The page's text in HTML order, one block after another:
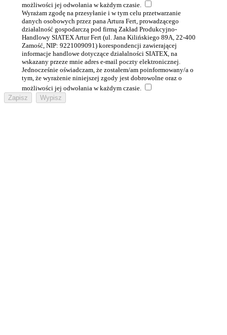
możliwości jej odwołania w każdym czasie.
Wyrażam zgodę na przesyłanie i w tym celu przetwarzanie
danych osobowych przez pana Artura Fert, prowadzącego
działalność gospodarczą pod firmą Zakład Produkcyjno-
Handlowy SIATEX Artur Fert (ul. Jana Kilińskiego 89A, 22-400
Zamość, NIP: 9221009091) korespondencji zawierającej
informacje handlowe dotyczące działalności SIATEX, na
wskazany przeze mnie adres e-mail poczty elektronicznej.
Jednocześnie oświadczam, że zostałem/am poinformowany/a o
tym, że wyrażenie niniejszej zgody jest dobrowolne oraz o
możliwości jej odwołania w każdym czasie.